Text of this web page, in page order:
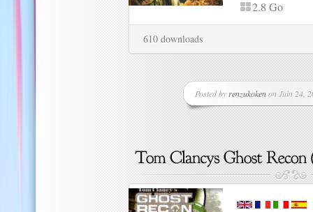
2.8 Go
610 downloads
Posted by renzukokenon Juin 24,